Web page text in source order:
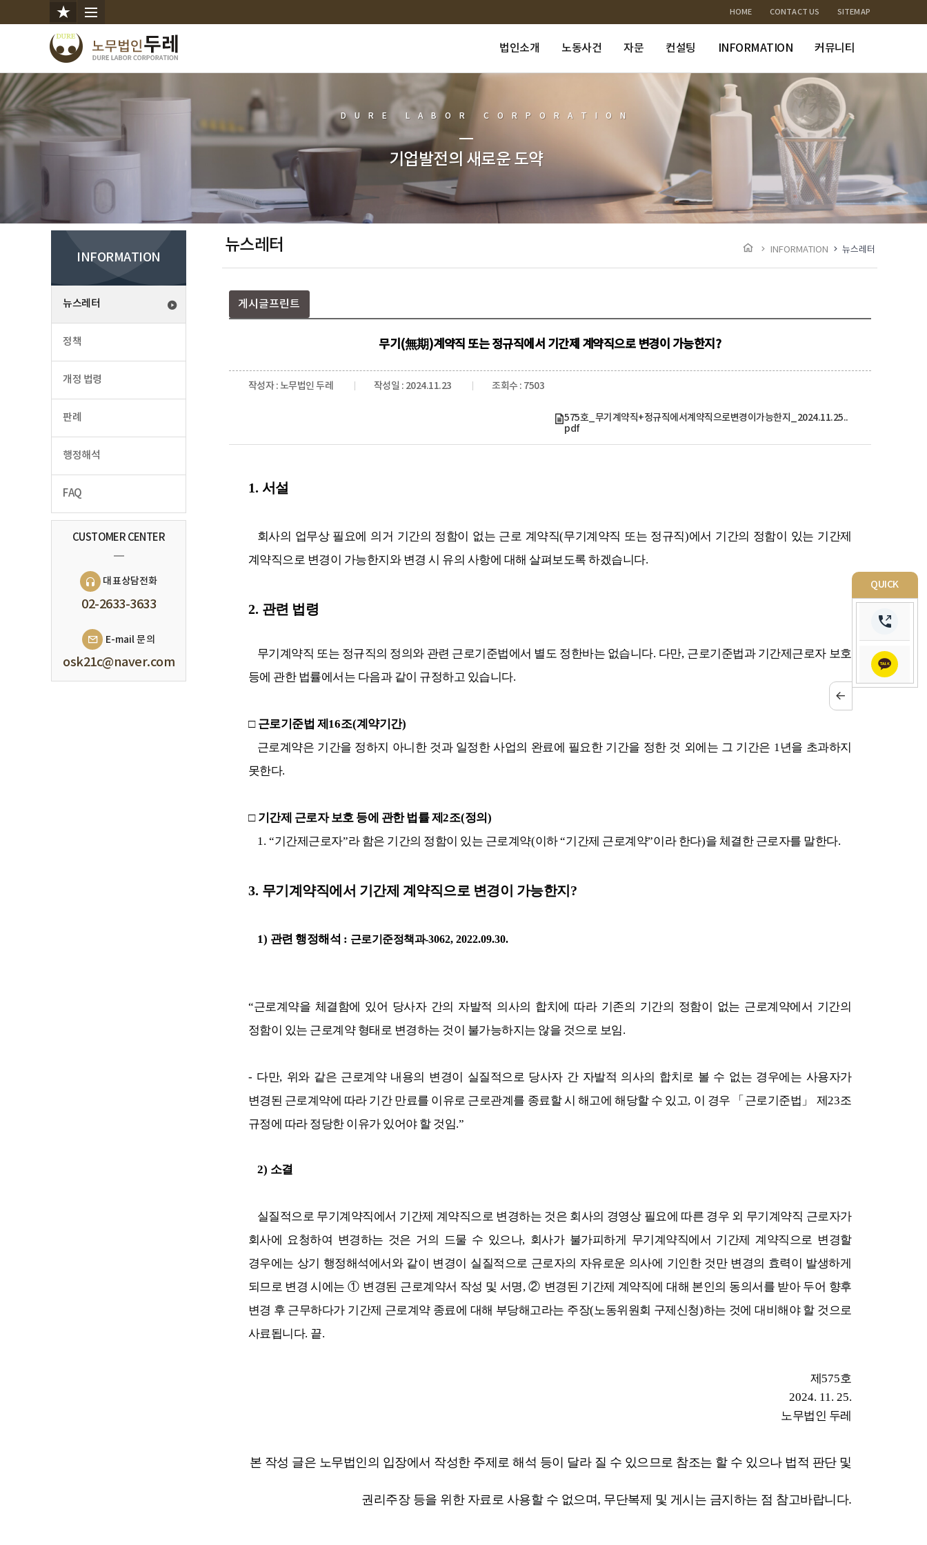
QUICK
HOME CONTACT US SITEMAP
법인소개 노동사건 자문 컨설팅 INFORMATION 커뮤니티
DURE LABOR CORPORATION
기업발전의 새로운 도약
INFORMATION
뉴스레터
정책
개정 법령
판례
행정해석
FAQ
CUSTOMER CENTER
대표상담전화
02-2633-3633
E-mail 문의
osk21c@naver.com
뉴스레터 INFORMATION 뉴스레터
게시글프린트
무기(無期)계약직 또는 정규직에서 기간제 계약직으로 변경이 가능한지?
작성자 : 노무법인 두레 작성일 : 2024.11.23 조회수 : 7503
575호_무기계약직+정규직에서계약직으로변경이가능한지_2024.11.25..
pdf
1. 서설
회사의 업무상 필요에 의거 기간의 정함이 없는 근로 계약직(무기계약직 또는 정규직)에서 기간의 정함이 있는 기간제
계약직으로 변경이 가능한지와 변경 시 유의 사항에 대해 살펴보도록 하겠습니다.
2. 관련 법령
무기계약직 또는 정규직의 정의와 관련 근로기준법에서 별도 정한바는 없습니다. 다만, 근로기준법과 기간제근로자 보호
등에 관한 법률에서는 다음과 같이 규정하고 있습니다.
□ 근로기준법 제 16조(계약기간)
근로계약은 기간을 정하지 아니한 것과 일정한 사업의 완료에 필요한 기간을 정한 것 외에는 그 기간은 1년을 초과하지
못한다.
□ 기간제 근로자 보호 등에 관한 법률 제 2조(정의 )
1. “기간제근로자”라 함은 기간의 정함이 있는 근로계약(이하“기간제 근로계약”이라 한다)을 체결한 근로자를 말한다.
3. 무기계약직에서 기간제 계약직으로 변경이 가능한지 ?
1) 관련 행정해석 : 근로기준정책과-3062, 2022.09.30.
“근로계약을 체결함에 있어 당사자 간의 자발적 의사의 합치에 따라 기존의 기간의 정함이 없는 근로계약에서 기간의
정함이 있는 근로계약 형태로 변경하는 것이 불가능하지는 않을 것으로 보임.
- 다만, 위와 같은 근로계약 내용의 변경이 실질적으로 당사자 간 자발적 의사의 합치로 볼 수 없는 경우에는 사용자가
변경된 근로계약에 따라 기간 만료를 이유로 근로관계를 종료할 시 해고에 해당할 수 있고, 이 경우 「 근로기준법 」 제23조
규정에 따라 정당한 이유가 있어야 할 것임.”
2) 소결
실질적으로 무기계약직에서 기간제 계약직으로 변경하는 것은 회사의 경영상 필요에 따른 경우 외 무기계약직 근로자가
회사에 요청하여 변경하는 것은 거의 드물 수 있으나, 회사가 불가피하게 무기계약직에서 기간제 계약직으로 변경할
경우에는 상기 행정해석에서와 같이 변경이 실질적으로 근로자의 자유로운 의사에 기인한 것만 변경의 효력이 발생하게
되므로 변경 시에는① 변경된 근로계약서 작성 및 서명,② 변경된 기간제 계약직에 대해 본인의 동의서를 받아 두어 향후
변경 후 근무하다가 기간제 근로계약 종료에 대해 부당해고라는 주장(노동위원회 구제신청)하는 것에 대비해야 할 것으로
사료됩니다. 끝.
제 575호
2024. 11. 25.
노무법인 두레
본 작성 글은 노무법인의 입장에서 작성한 주제로 해석 등이 달라 질 수 있으므로 참조는 할 수 있으나 법적 판단 및
권리주장 등을 위한 자료로 사용할 수 없으며, 무단복제 및 게시는 금지하는 점 참고바랍니다.